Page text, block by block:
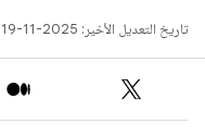
تاريخ التعديل الأخير: 2025-11-19 (حسب التوقيت العالمي المتفَّق عليه)